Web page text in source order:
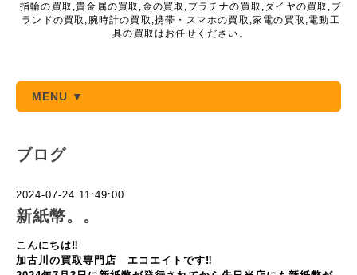
指輪の買取,貴金属の買取,金の買取,プラチナの買取,ダイヤの買取,ブ
ランドの買取,腕時計の買取,携帯・スマホの買取,家電の買取,電動工
具の買取はお任せください。
MENU ▼
ブログ
2024-07-24 11:49:00
新紙幣。。
こんにちは‼
加古川の買取専門店 エコエイトです‼